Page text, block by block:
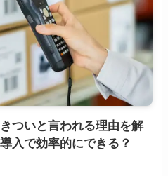
ついと言われる理由を解
入で効率的にできる？